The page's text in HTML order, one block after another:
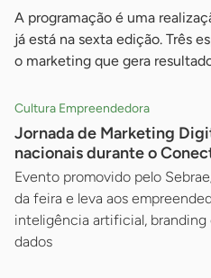
A programação é uma
já está na sexta edição. Três
o marketing que gera
Cultura Empreendedora
Jornada de Marketing
nacionais durante o
Evento promovido pelo
da feira e leva aos
inteligência artificial,
dados